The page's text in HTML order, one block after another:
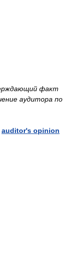
факт
аудитора по
auditor's opinion